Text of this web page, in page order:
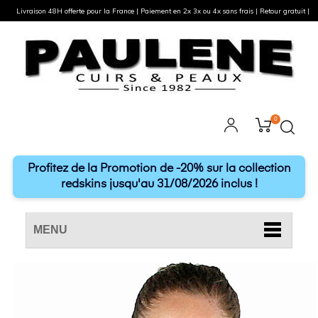
0
Profitez de la Promotion de -20% sur la collection
redskins jusqu'au 31/08/2026 inclus !
MENU
Livraison 48H offerte pour la France | Paiement en 2x 3x ou 4x sans frais | Retour gratuit |